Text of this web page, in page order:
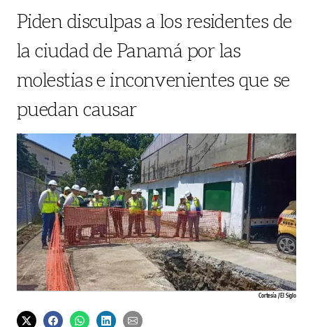
Piden disculpas a los residentes de
la ciudad de Panamá por las
molestias e inconvenientes que se
puedan causar
Cortesía / El Siglo